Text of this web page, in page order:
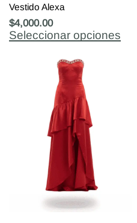
Vestido Alexa
$4,000.00
Seleccionar opciones